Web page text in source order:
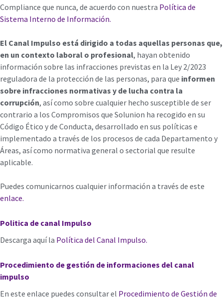
Compliance que nunca, de acuerdo con nuestra Política de
Sistema Interno de Información.
El Canal Impulso está dirigido a todas aquellas personas que,
en un contexto laboral o profesional, hayan obtenido
información sobre las infracciones previstas en la Ley 2/2023
reguladora de la protección de las personas, para que informen
sobre infracciones normativas y de lucha contra la
corrupción, así como sobre cualquier hecho susceptible de ser
contrario a los Compromisos que Solunion ha recogido en su
Código Ético y de Conducta, desarrollado en sus políticas e
implementado a través de los procesos de cada Departamento y
Áreas, así como normativa general o sectorial que resulte
aplicable.
Puedes comunicarnos cualquier información a través de este
enlace.
Politica de canal Impulso
Descarga aquí la Política del Canal Impulso.
Procedimiento de gestión de informaciones del canal
impulso
En este enlace puedes consultar el Procedimiento de Gestión de